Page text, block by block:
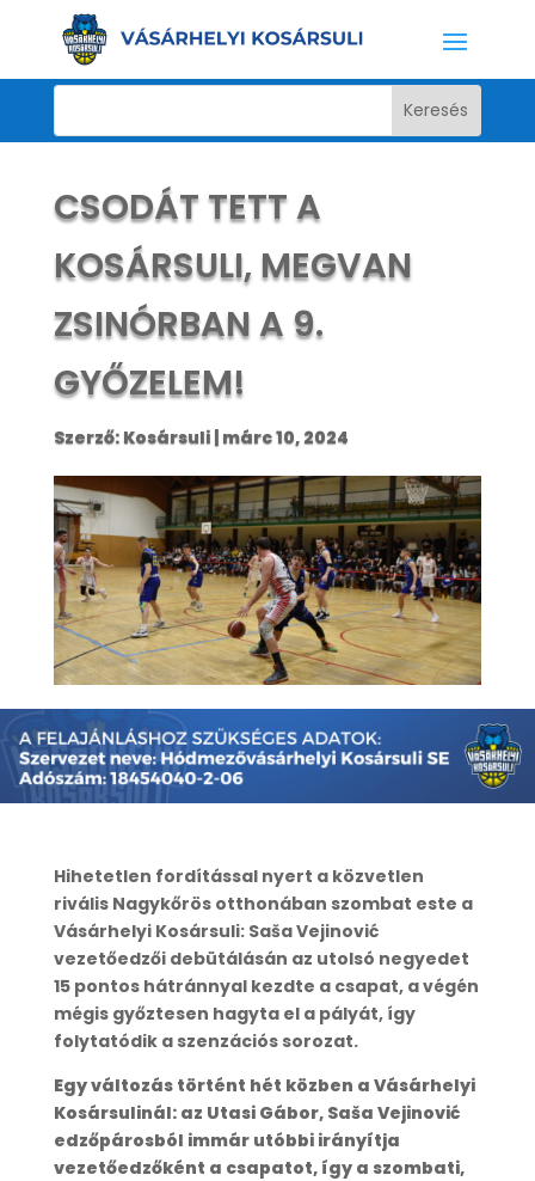
CSODÁT TETT A
KOSÁRSULI, MEGVAN
ZSINÓRBAN A 9.
GYŐZELEM!
Szerző: Kosársuli| márc 10, 2024
Hihetetlen fordítással nyert a közvetlen
rivális Nagykőrös otthonában szombat este a
Vásárhelyi Kosársuli: Saša Vejinović
vezetőedzői debütálásán az utolsó negyedet
15 pontos hátránnyal kezdte a csapat, a végén
mégis győztesen hagyta el a pályát, így
folytatódik a szenzációs sorozat.
Egy változás történt hét közben a Vásárhelyi
Kosársulinál: az Utasi Gábor, Saša Vejinović
edzőpárosból immár utóbbi irányítja
vezetőedzőként a csapatot, így a szombati,